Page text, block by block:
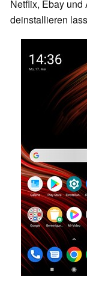
Netflix, Ebay und
deinstallieren